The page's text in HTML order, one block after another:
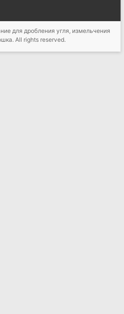
для дробления угля, измельчения
. All rights reserved.